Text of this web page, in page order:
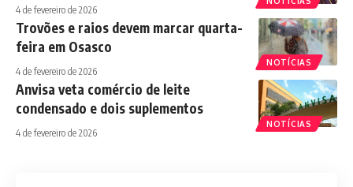
4 de fevereiro de 2026
NOTÍCIAS
Trovões e raios devem marcar quarta-
feira em Osasco
4 de fevereiro de 2026
NOTÍCIAS
Anvisa veta comércio de leite
condensado e dois suplementos
4 de fevereiro de 2026